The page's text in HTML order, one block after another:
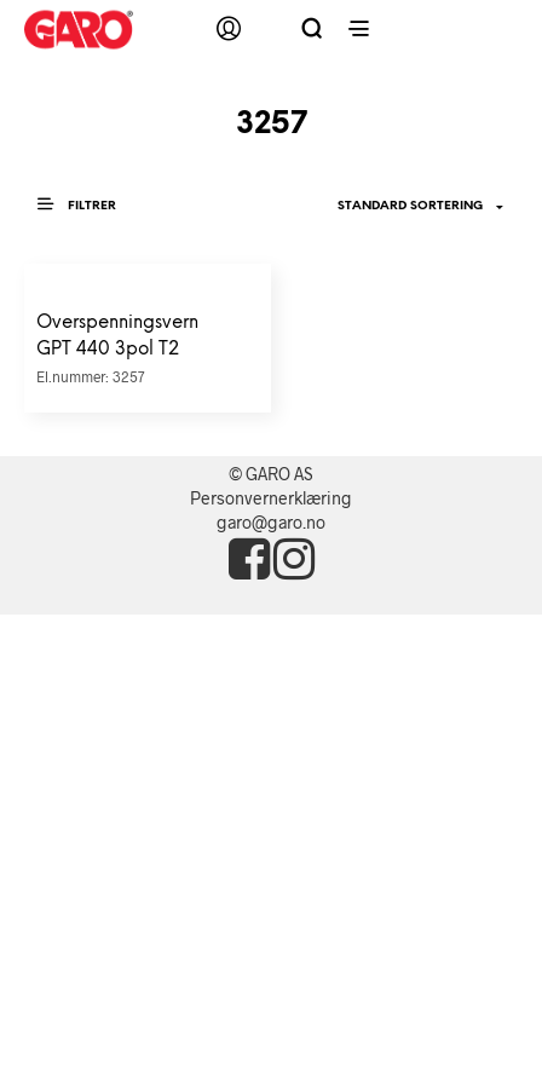
3257
FILTRER
Overspenningsvern
GPT 440 3pol T2
El.nummer: 3257
© GARO AS
Personvernerklæring
garo@garo.no